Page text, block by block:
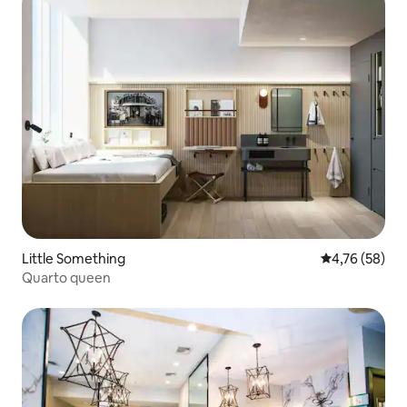
Little Something 4,76 de uma
4,76 (58)
Quarto queen